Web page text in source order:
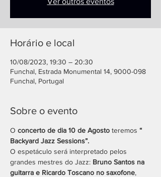
Horário e local
10/08/2023, 19:30 – 20:30
Funchal, Estrada Monumental 14, 9000-098
Funchal, Portugal
Sobre o evento
O concerto de dia 10 de Agosto teremos “
Backyard Jazz Sessions”.
O espetáculo será interpretado pelos
grandes mestres do Jazz: Bruno Santos na
guitarra e Ricardo Toscano no saxofone,